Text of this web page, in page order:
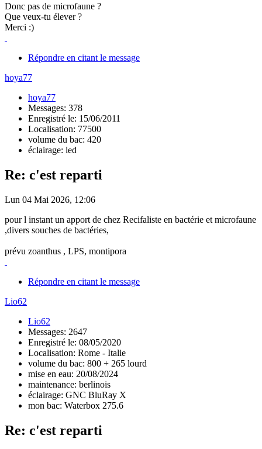
Donc pas de microfaune ?
Que veux-tu élever ?
Merci :)
Répondre en citant le message
hoya77
hoya77
Messages: 378
Enregistré le: 15/06/2011
Localisation: 77500
volume du bac: 420
éclairage: led
Re: c'est reparti
Lun 04 Mai 2026, 12:06
pour l instant un apport de chez Recifaliste en bactérie et microfaune
,divers souches de bactéries,
prévu zoanthus , LPS, montipora
Répondre en citant le message
Lio62
Lio62
Messages: 2647
Enregistré le: 08/05/2020
Localisation: Rome - Italie
volume du bac: 800 + 265 lourd
mise en eau: 20/08/2024
maintenance: berlinois
éclairage: GNC BluRay X
mon bac: Waterbox 275.6
Re: c'est reparti